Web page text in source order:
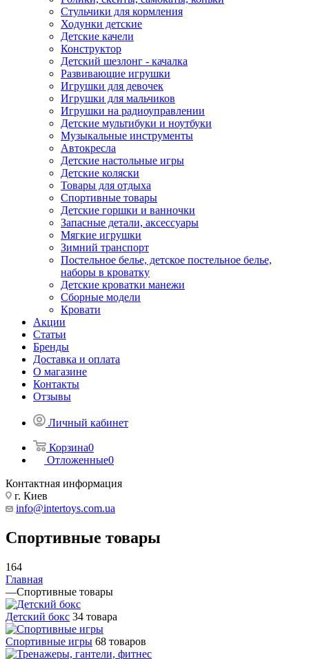
Стульчики для кормления
Ходунки детские
Детские качели
Конструктор
Детский шезлонг - качалка
Развивающие игрушки
Игрушки для девочек
Игрушки для мальчиков
Игрушки на радиоуправлении
Детские мультибуки и ноутбуки
Музыкальные инструменты
Автокресла
Детские настольные игры
Детские коляски
Товары для отдыха
Спортивные товары
Детские горшки и ванночки
Запасные детали, аксессуары
Мягкие игрушки
Зимний транспорт
Постельное белье, детское постельное белье,
наборы в кроватку
Детские кроватки манежи
Сборные модели
Кровати
Акции
Статьи
Бренды
Доставка и оплата
О магазине
Контакты
Отзывы
Личный кабинет
Корзина0
Отложенные0
Контактная информация
г. Киев
info@intertoys.com.ua
Спортивные товары
164
Главная
—Спортивные товары
Детский бокс 34 товара
Спортивные игры 68 товаров